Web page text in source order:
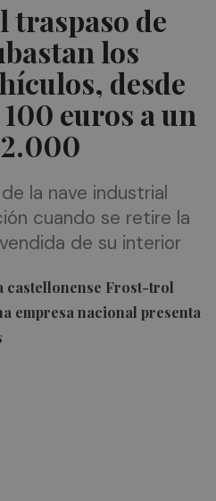
traspaso de
los
desde
euros a un
la nave industrial
cuando se retire la
de su interior
castellonense Frost-trol
empresa nacional presenta